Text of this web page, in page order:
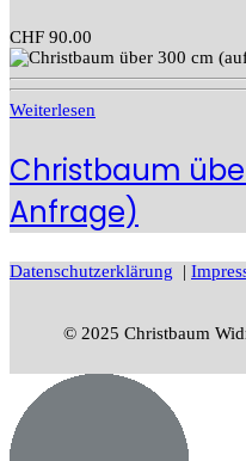
CHF 90.00
Weiterlesen
Christbaum
Anfrage)
Datenschutzerklärung |
© 2025 Christbaum